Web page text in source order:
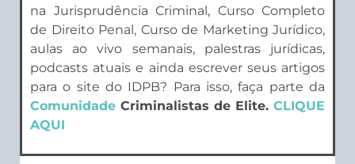
na Jurisprudência Criminal, Curso Completo
de Direito Penal, Curso de Marketing Jurídico,
aulas ao vivo semanais, palestras jurídicas,
podcasts atuais e ainda escrever seus artigos
para o site do IDPB? Para isso, faça parte da
Comunidade Criminalistas de Elite. CLIQUE
AQUI